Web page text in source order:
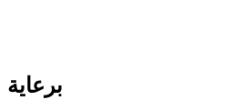
برعاية